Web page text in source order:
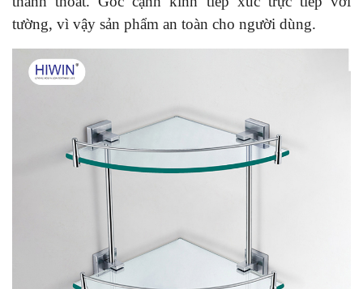
tường, vì vậy sản phẩm an toàn cho người dùng.